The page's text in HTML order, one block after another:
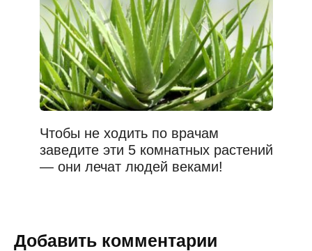
Чтобы не ходить по врачам
заведите эти 5 комнатных растений
— они лечат людей веками!
Добавить комментарии